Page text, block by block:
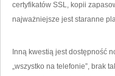
certyfikatów SSL, kopii
najważniejsze jest staranne
Inną kwestią jest dostępność
„wszystko na telefonie”, brak